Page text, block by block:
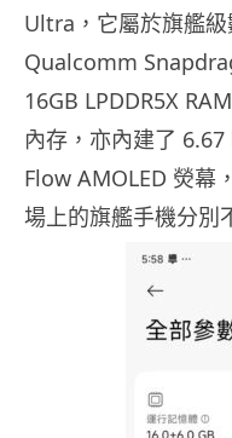
Ultra，它屬於旗艦
Qualcomm
16GB LPDDR5X
內存，亦內建了
Flow AMOLED 熒幕
場上的旗艦手機分別